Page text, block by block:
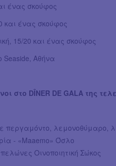
ένας σκούφος
και ένας σκούφος
15/20 και ένας σκούφος
Seaside, Αθήνα
στο DÎNER DE GALA της
περγαμόντο, λεμονοθύμαρο,
- «Maaemo» Όσλο
Οινοποιητική Σώκος